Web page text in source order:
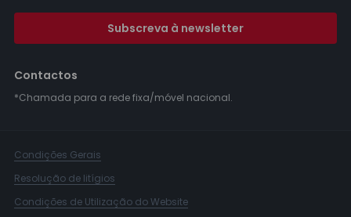
Subscreva à newsletter
Contactos
*Chamada para a rede fixa/móvel nacional.
Condições Gerais
Resolução de litígios
Condições de Utilização do Website